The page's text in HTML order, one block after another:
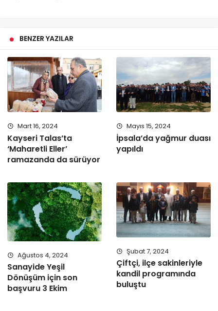
BENZER YAZILAR
Mart 16, 2024
Kayseri Talas’ta
‘Maharetli Eller’
ramazanda da sürüyor
Mayıs 15, 2024
İpsala’da yağmur duası
yapıldı
Ağustos 4, 2024
Sanayide Yeşil
Dönüşüm için son
başvuru 3 Ekim
Şubat 7, 2024
Çiftçi, ilçe sakinleriyle
kandil programında
buluştu